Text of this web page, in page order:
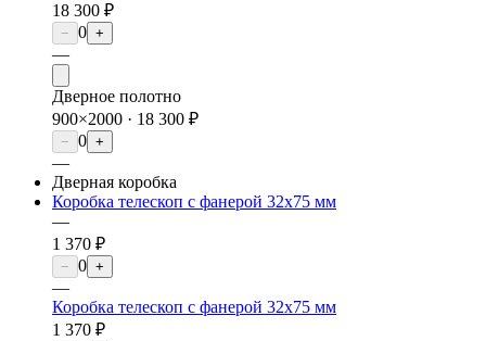
18 300 ₽
− 0 +
—
Дверное полотно
900×2000 · 18 300 ₽
− 0 +
—
Дверная коробка
Коробка телескоп с фанерой 32х75 мм
—
1 370 ₽
− 0 +
—
Коробка телескоп с фанерой 32х75 мм
1 370 ₽